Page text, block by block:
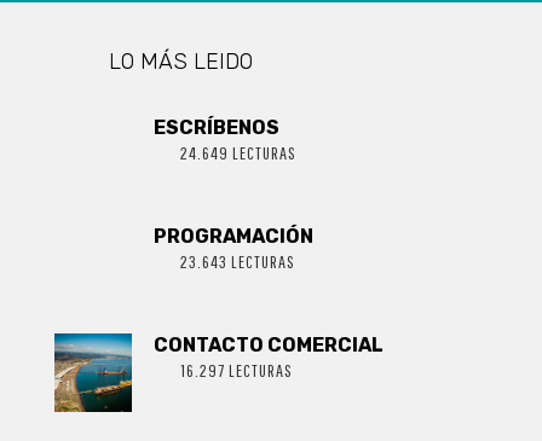
LO MÁS LEIDO
ESCRÍBENOS
24.649 LECTURAS
PROGRAMACIÓN
23.643 LECTURAS
CONTACTO COMERCIAL
16.297 LECTURAS